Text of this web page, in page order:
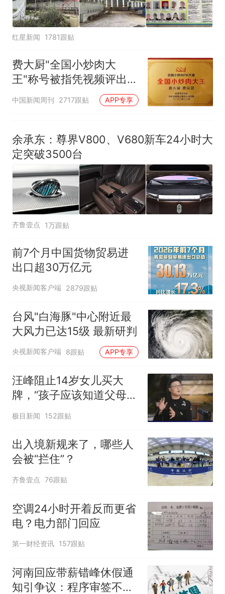
红星新闻 1781跟贴
费大厨"全国小炒肉大
王"称号被指凭视频评出
官方回应
中国新闻周刊 2717跟贴 APP专享
余承东：尊界V800、V680新车24小时大
定突破3500台
齐鲁壹点 1万跟贴
前7个月中国货物贸易进
出口超30万亿元
央视新闻客户端 2879跟贴
台风"白海豚"中心附近最
大风力已达15级 最新研判
央视新闻客户端 8跟贴 APP专享
汪峰阻止14岁女儿买大
牌，“孩子应该知道父母的
不易”，称自己买衣服80%
极目新闻 152跟贴
出入境新规来了，哪些人
会被“拦住”？
齐鲁壹点 76跟贴
空调24小时开着反而更省
电？电力部门回应
第一财经资讯 157跟贴
河南回应带薪错峰休假通
知引争议：程序审签不规